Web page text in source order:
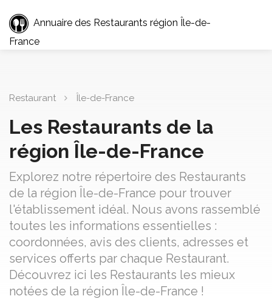
Annuaire des Restaurants région Île-de-
France
Restaurant Île-de-France
Les Restaurants de la
région Île-de-France
Explorez notre répertoire des Restaurants
de la région Île-de-France pour trouver
l'établissement idéal. Nous avons rassemblé
toutes les informations essentielles :
coordonnées, avis des clients, adresses et
services offerts par chaque Restaurant.
Découvrez ici les Restaurants les mieux
notées de la région Île-de-France !